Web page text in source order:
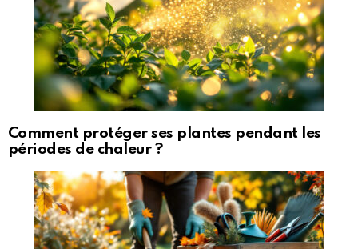
Comment protéger ses plantes pendant les
périodes de chaleur ?